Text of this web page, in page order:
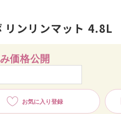
リンリンマット 4.8L
価格公開
お気に入り登録